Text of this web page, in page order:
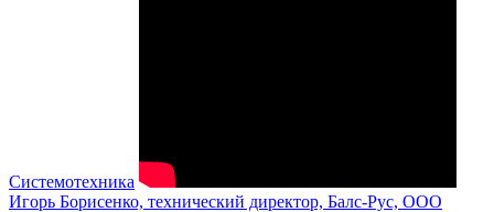
Системотехника
Игорь Борисенко, технический директор, Балс-Рус, ООО